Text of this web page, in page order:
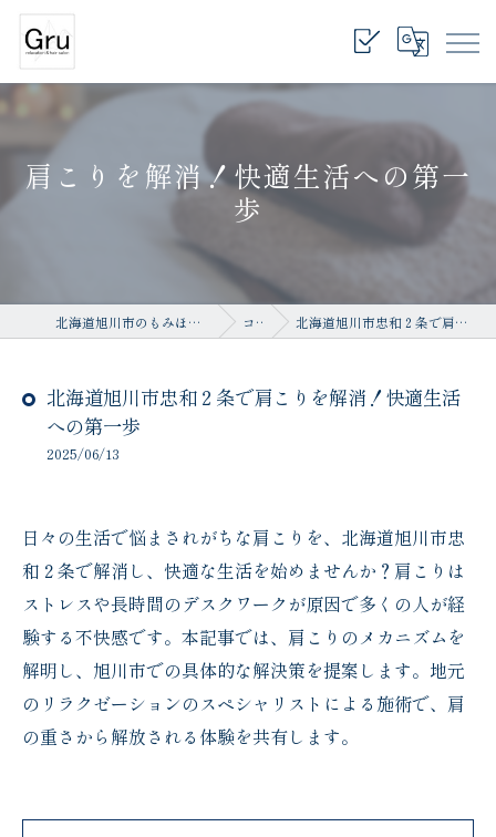
肩こりを解消！快適生活への第一
歩
北海道旭川市のもみほぐしならrelaxation salon Gru コラム 北海道旭川市忠和２条で肩こりを解消！快適生活への第一歩
北海道旭川市忠和２条で肩こりを解消！快適生活
への第一歩
2025/06/13
日々の生活で悩まされがちな肩こりを、北海道旭川市忠
和２条で解消し、快適な生活を始めませんか？肩こりは
ストレスや長時間のデスクワークが原因で多くの人が経
験する不快感です。本記事では、肩こりのメカニズムを
解明し、旭川市での具体的な解決策を提案します。地元
のリラクゼーションのスペシャリストによる施術で、肩
の重さから解放される体験を共有します。